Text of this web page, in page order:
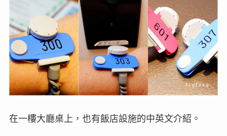
在一樓大廳桌上，也有飯店設施的中英文介紹。